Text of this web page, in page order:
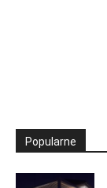
Popularne